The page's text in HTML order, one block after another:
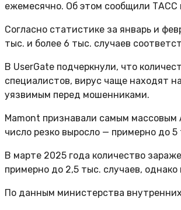
ежемесячно. Об этом сообщили ТАСС
Согласно статистике за январь и
тыс. и более 6 тыс. случаев
В UserGate подчеркнули, что
специалистов, вирус чаще находят
уязвимым перед мошенниками.
Mamont признавали самым
число резко выросло — примерно до 5
В марте 2025 года количество
примерно до 2,5 тыс. случаев,
По данным министерства